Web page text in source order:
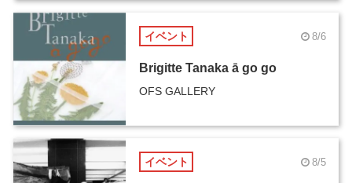
イベント 8/6
Brigitte Tanaka ā go go
OFS GALLERY
イベント 8/5